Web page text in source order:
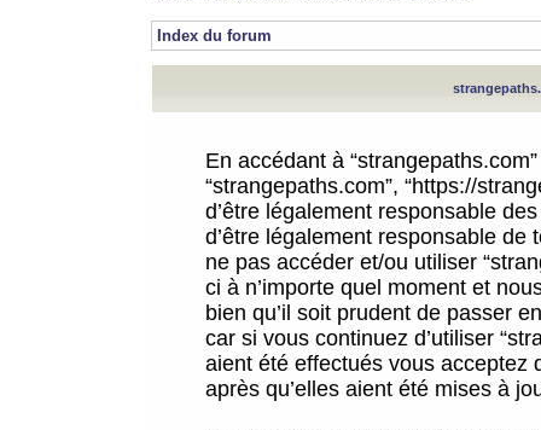
Index du forum
En accédant à
“strangepaths.com”, “https://
d’être légalement responsable
d’être légalement responsable
ne pas accéder et/ou utiliser
ci à n’importe quel moment et
bien qu’il soit prudent de passer
car si vous continuez d’utiliser
aient été effectués vous acceptez
après qu’elles aient été mises à